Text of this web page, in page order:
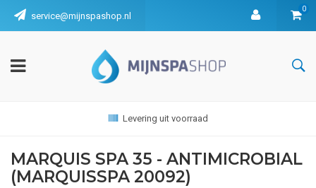
service@mijnspashop.nl
0
Levering uit voorraad
MARQUIS SPA 35 - ANTIMICROBIAL
(MARQUISSPA 20092)